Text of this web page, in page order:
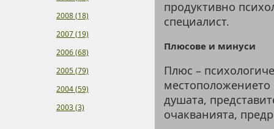
2008 (18)
2007 (19)
2006 (68)
2005 (79)
2004 (59)
2003 (3)
продуктивно
специалист.
Плюсове и минуси
Плюс –
местоположението
душата,
очакванията,